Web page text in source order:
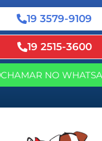
19 3579-9109
19 2515-3600
CHAMAR NO